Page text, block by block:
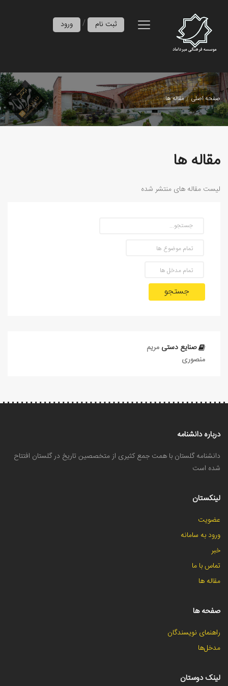
ورود / ثبت نام
صفحه اصلی مقاله ها
مقاله ها
لیست مقاله های منتشر شده
جستجو
صنایع دستی مریم
منصوری
درباره دانشنامه
دانشنامه گلستان با همت جمع کثیری از متخصصین تاریخ در گلستان افتتاح
شده است
لینکستان
عضویت
ورود به سامانه
خبر
تماس با ما
مقاله ها
صفحه ها
راهنمای نویسندگان
مدخل‌ها
لینک دوستان